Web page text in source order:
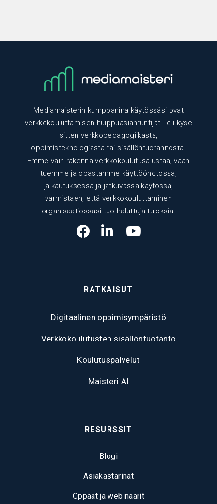
Mediamaisterin kumppanina käytössäsi ovat
verkkokouluttamisen huippuasiantuntijat - oli kyse
sitten verkkopedagogiikasta,
oppimisteknologiasta tai sisällöntuotannosta.
Emme vain rakenna verkkokoulutusalustaa, vaan
tuemme ja opastamme käyttöönotossa,
jalkautuksessa ja jatkuvassa käytössä,
varmistaen, että verkkokouluttaminen
organisaatiossasi tuo haluttuja tuloksia.
RATKAISUT
Digitaalinen oppimisympäristö
Verkkokoulutusten sisällöntuotanto
Koulutuspalvelut
Maisteri AI
RESURSSIT
Blogi
Asiakastarinat
Oppaat ja webinaarit